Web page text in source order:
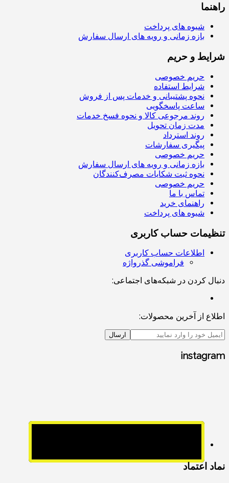
راهنما
شیوه های پرداخت
بازه زمانی و رویه های ارسال سفارش
شرایط و حریم
حریم خصوصی
شرایط استفاده
نحوه پشتیبانی و خدمات پس از فروش
ساعت پاسخگویی
روند مرجوعی کالا و نحوه فسخ خدمات
مدت زمان تحویل
روند استرداد
پیگیری سفارشات
حریم خصوصی
بازه زمانی و رویه های ارسال سفارش
نحوه ثبت شکایات مصرف‌کنندگان
حریم خصوصی
تماس با ما
راهنمای خرید
شیوه های پرداخت
تنظیمات حساب کاربری
اطلاعات حساب کاربری
فراموشی گذرواژه
دنبال کردن در شبکه‌های اجتماعی:
اطلاع از آخرین محصولات:
ارسال
instagram
نماد اعتماد